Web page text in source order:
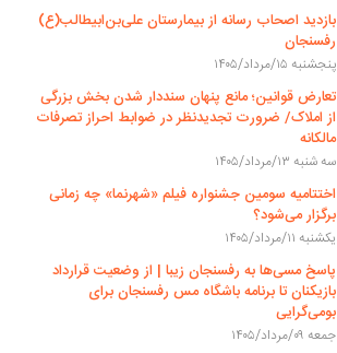
بازدید اصحاب رسانه از بیمارستان علی‌بن‌ابیطالب(ع)
رفسنجان
پنجشنبه ۱۵/مرداد/۱۴۰۵
تعارض قوانین؛ مانع پنهان سنددار شدن بخش بزرگی
از املاک/ ضرورت تجدیدنظر در ضوابط احراز تصرفات
مالکانه
سه شنبه ۱۳/مرداد/۱۴۰۵
اختتامیه سومین جشنواره فیلم «شهرنما» چه زمانی
برگزار می‌شود؟
یکشنبه ۱۱/مرداد/۱۴۰۵
پاسخ مسی‌ها به رفسنجان زیبا | از وضعیت قرارداد
بازیکنان تا برنامه باشگاه مس رفسنجان برای
بومی‌گرایی
جمعه ۰۹/مرداد/۱۴۰۵